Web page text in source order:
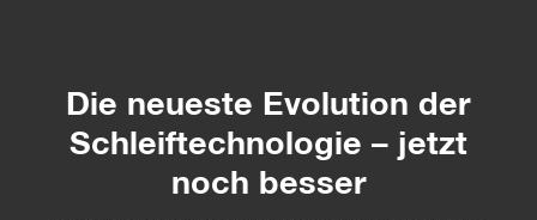
Die neueste Evolution der
Schleiftechnologie – jetzt
noch besser